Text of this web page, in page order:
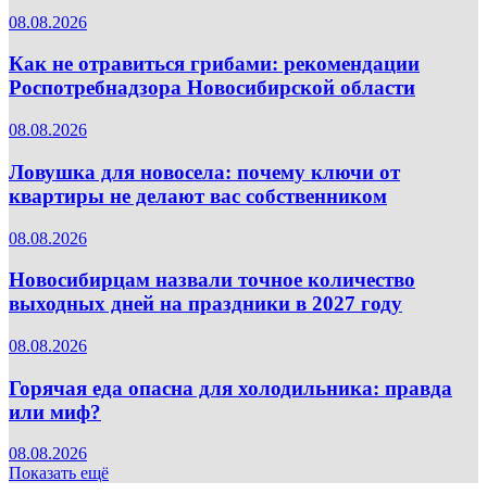
08.08.2026
Как не отравиться грибами: рекомендации
Роспотребнадзора Новосибирской области
08.08.2026
Ловушка для новосела: почему ключи от
квартиры не делают вас собственником
08.08.2026
Новосибирцам назвали точное количество
выходных дней на праздники в 2027 году
08.08.2026
Горячая еда опасна для холодильника: правда
или миф?
08.08.2026
Показать ещё